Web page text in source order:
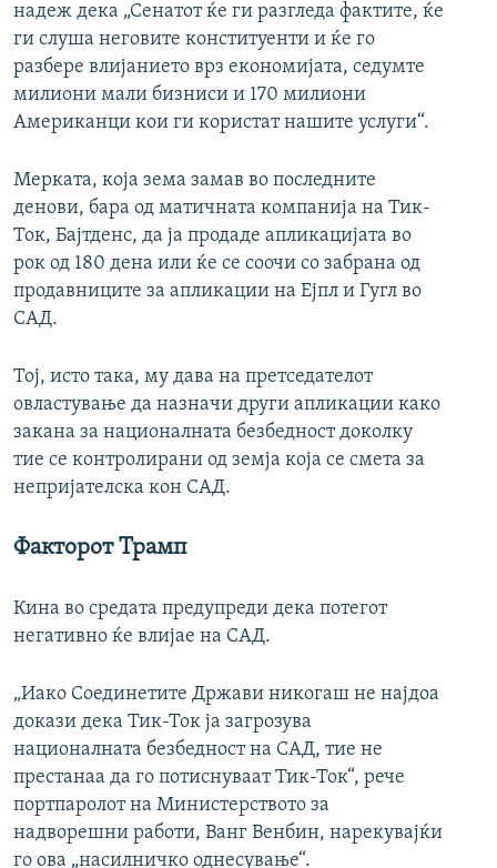
надеж дека „Сенатот ќе ги разгледа фактите, ќе
ги слуша неговите конституенти и ќе го
разбере влијанието врз економијата, седумте
милиони мали бизниси и 170 милиони
Американци кои ги користат нашите услуги“.
Мерката, која зема замав во последните
денови, бара од матичната компанија на Тик-
Ток, Бајтденс, да ја продаде апликацијата во
рок од 180 дена или ќе се соочи со забрана од
продавниците за апликации на Ејпл и Гугл во
САД.
Тој, исто така, му дава на претседателот
овластување да назначи други апликации како
закана за националната безбедност доколку
тие се контролирани од земја која се смета за
непријателска кон САД.
Факторот Трамп
Кина во средата предупреди дека потегот
негативно ќе влијае на САД.
„Иако Соединетите Држави никогаш не најдоа
докази дека Тик-Ток ја загрозува
националната безбедност на САД, тие не
престанаа да го потиснуваат Тик-Ток“, рече
портпаролот на Министерството за
надворешни работи, Ванг Венбин, нарекувајќи
го ова „насилничко однесување“.